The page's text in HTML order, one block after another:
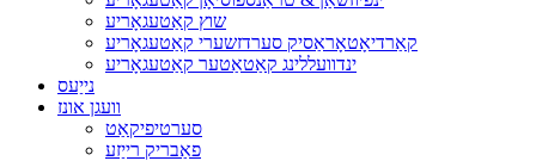
שוץ קאַטעגאָריע
קאַרדיאָטאָראַסיק סערדזשערי קאַטעגאָריע
ינדוועללינג קאַטאַטער קאַטעגאָריע
נייַעס
וועגן אונז
סערטיפיקאַט
פאַבריק רייַזע